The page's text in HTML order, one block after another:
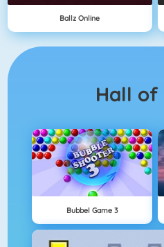
Ballz Online
Hall of
Bubbel Game 3